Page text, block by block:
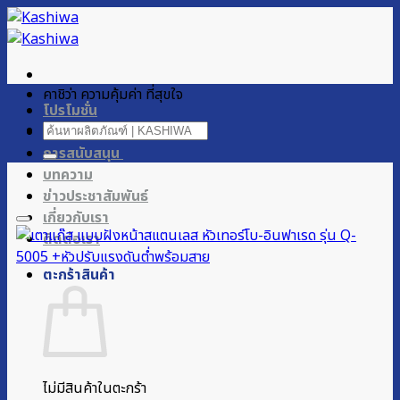
ข้าม
ไป
เนื้อหา
โปรโมชั่น
ผลิตภัณฑ์ของเรา
การสนับสนุน
บทความ
ข่าวประชาสัมพันธ์
เกี่ยวกับเรา
ติดต่อเรา
ตะกร้าสินค้า
ไม่มีสินค้าในตะกร้า
คาชิว่า ความคุ้มค่า ที่สุขใจ
ค้นหา: